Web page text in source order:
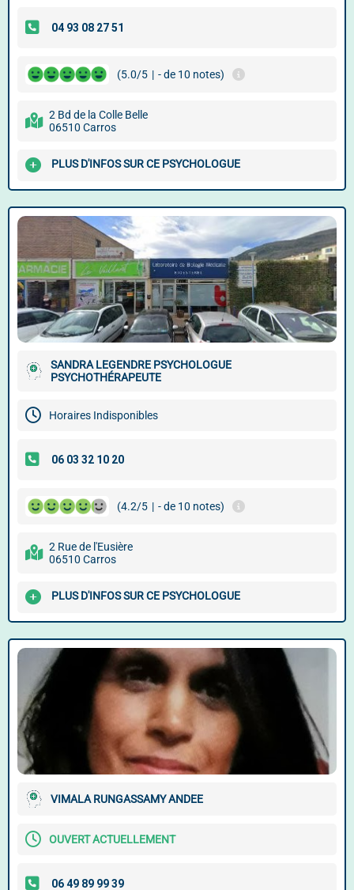
(5.0/5 | - de 10 notes)
2 Bd de la Colle Belle
06510 Carros
PLUS D'INFOS SUR CE PSYCHOLOGUE
SANDRA LEGENDRE PSYCHOLOGUE
PSYCHOTHÉRAPEUTE
Horaires Indisponibles
(4.2/5 | - de 10 notes)
2 Rue de l'Eusière
06510 Carros
PLUS D'INFOS SUR CE PSYCHOLOGUE
VIMALA RUNGASSAMY ANDEE
OUVERT ACTUELLEMENT